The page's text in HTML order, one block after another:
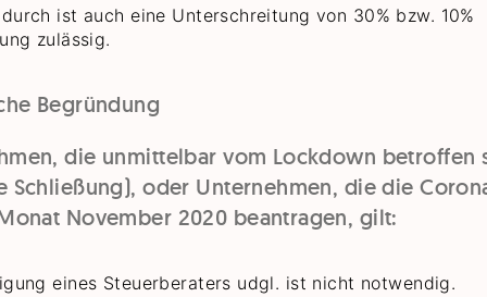
ist auch eine Unterschreitung von 30% bzw. 10%
zulässig.
Begründung
die unmittelbar vom Lockdown betroffen
Schließung), oder Unternehmen, die die
November 2020 beantragen, gilt:
eines Steuerberaters udgl. ist nicht notwendig.